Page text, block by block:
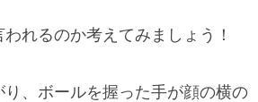
れるのか考えてみましょう！
、ボールを握った手が顔の横の